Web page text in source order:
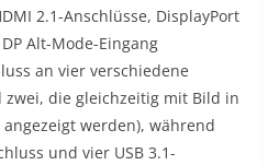
2.1-Anschlüsse, DisplayPort
Alt-Mode-Eingang
an vier verschiedene
zwei, die gleichzeitig mit Bild in
werden), während
und vier USB 3.1-